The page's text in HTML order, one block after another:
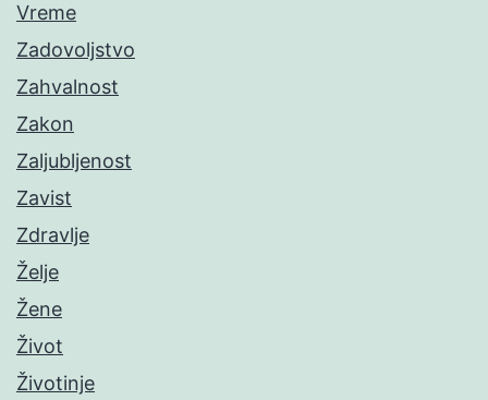
Vreme
Zadovoljstvo
Zahvalnost
Zakon
Zaljubljenost
Zavist
Zdravlje
Želje
Žene
Život
Životinje